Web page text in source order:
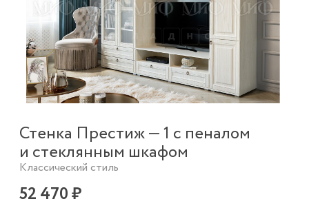
Стенка Престиж — 1 с пеналом
и стеклянным шкафом
Классический стиль
52 470 ₽